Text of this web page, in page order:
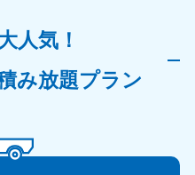
人気！
み放題プラン